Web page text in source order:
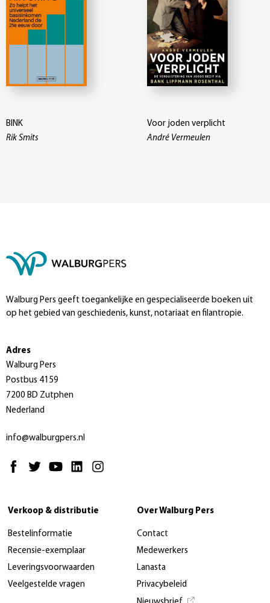
BINK
Rik Smits
Voor joden verplicht
André Vermeulen
Walburg Pers geeft toegankelijke en gespecialiseerde boeken uit
op het gebied van geschiedenis, kunst, notariaat en filantropie.
Adres
Walburg Pers
Postbus 4159
7200 BD Zutphen
Nederland
info@walburgpers.nl
Verkoop & distributie
Bestelinformatie
Recensie-exemplaar
Leveringsvoorwaarden
Veelgestelde vragen
Over Walburg Pers
Contact
Medewerkers
Lanasta
Privacybeleid